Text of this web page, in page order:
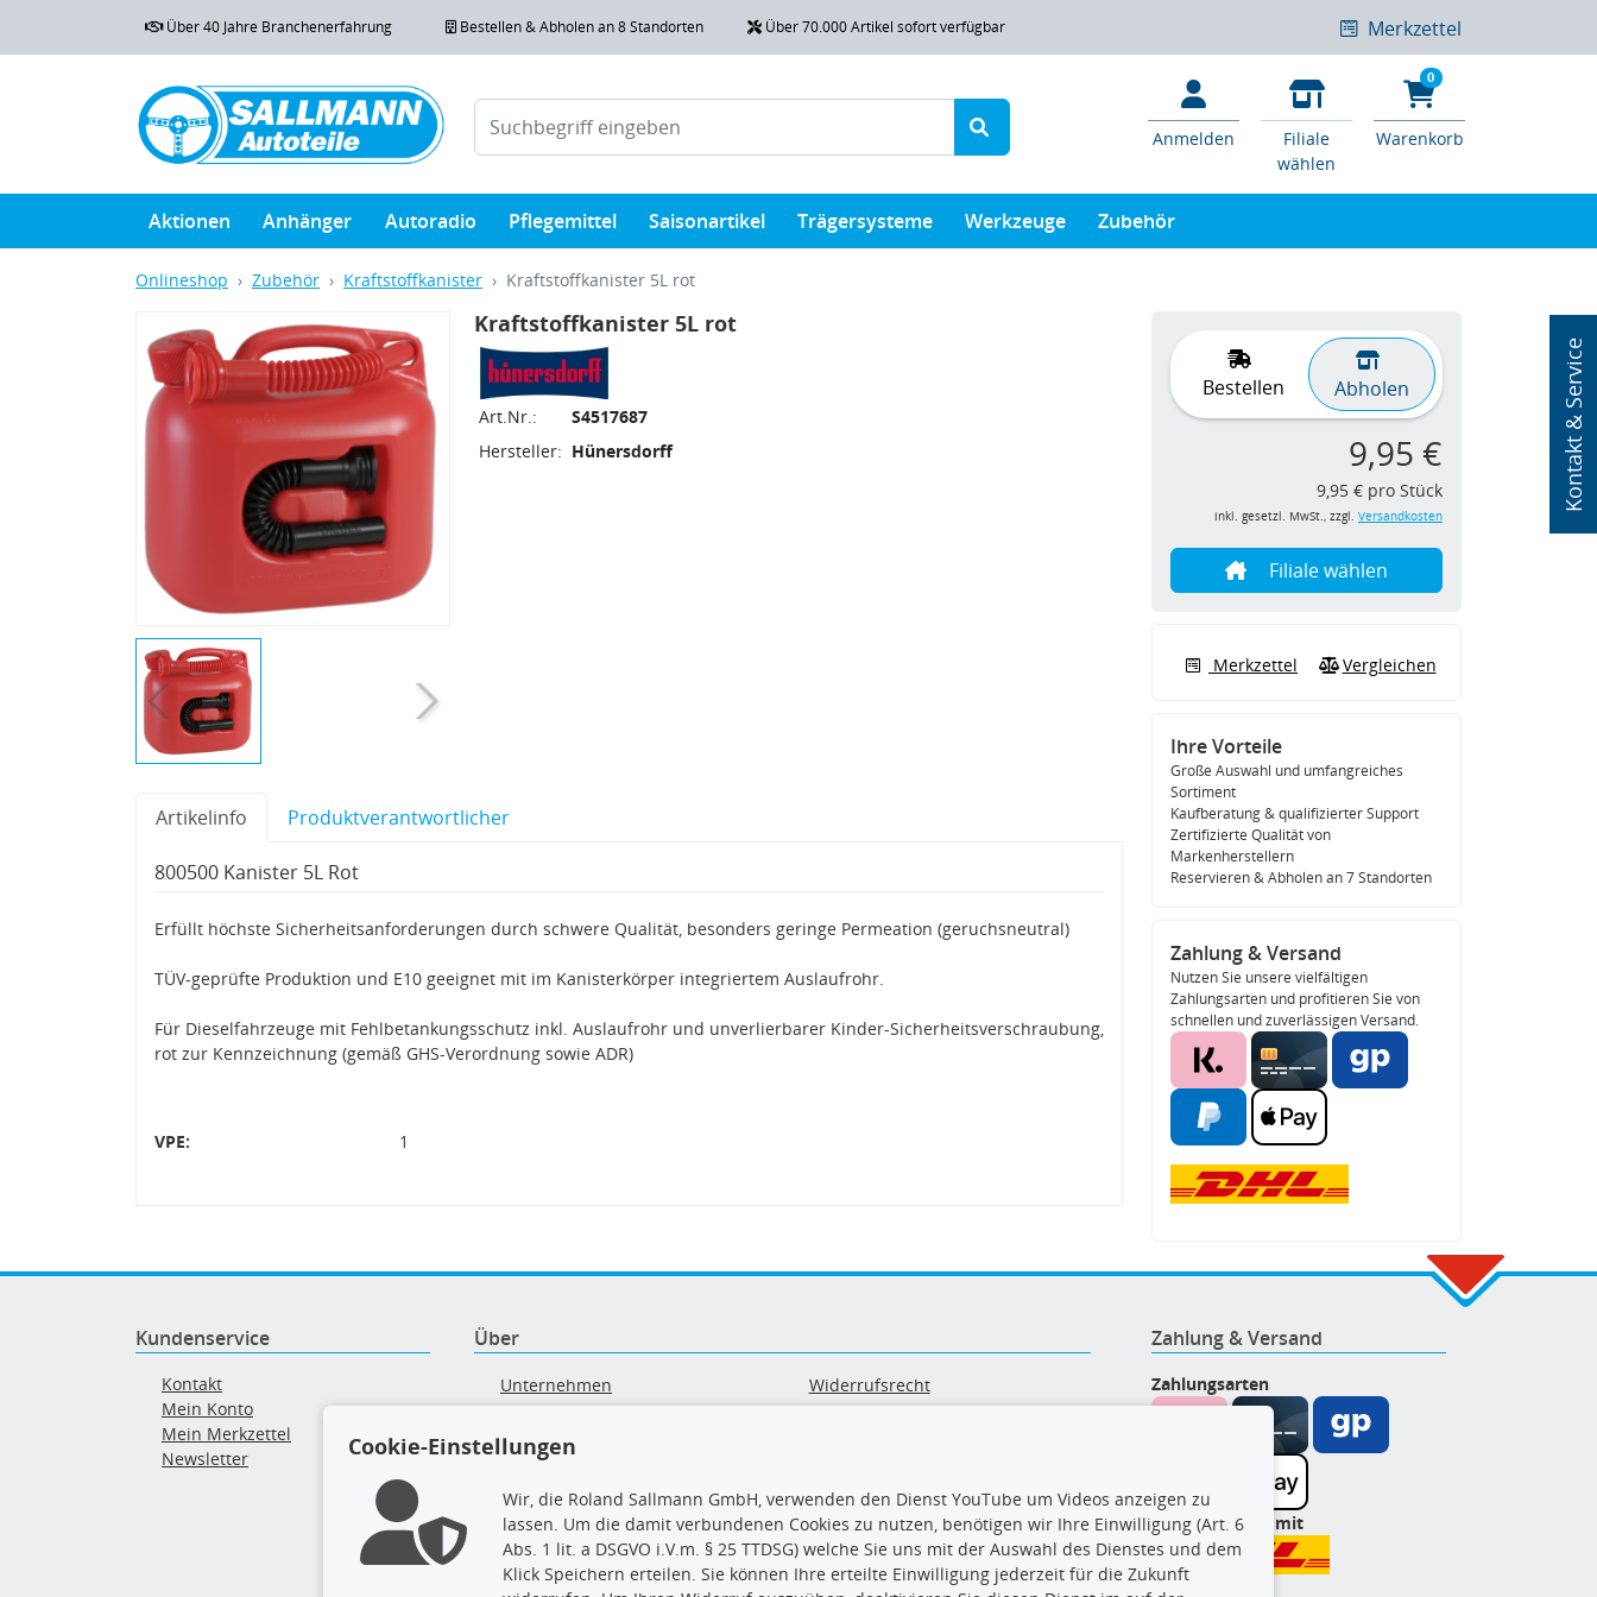
Kontakt & Service
Über 40 Jahre Branchenerfahrung Bestellen & Abholen an 8 Standorten Über 70.000 Artikel sofort verfügbar Merkzettel
Anmelden
Filiale
wählen
0
Warenkorb
Aktionen Anhänger Autoradio Pflegemittel Saisonartikel Trägersysteme Werkzeuge Zubehör
Onlineshop Zubehör Kraftstoffkanister Kraftstoffkanister 5L rot
Kraftstoffkanister 5L rot
Art.Nr.:
S4517687
Hersteller: Hünersdorff
Artikelinfo Produktverantwortlicher
800500 Kanister 5L Rot
Erfüllt höchste Sicherheitsanforderungen durch schwere Qualität, besonders geringe Permeation (geruchsneutral)
TÜV-geprüfte Produktion und E10 geeignet mit im Kanisterkörper integriertem Auslaufrohr.
Für Dieselfahrzeuge mit Fehlbetankungsschutz inkl. Auslaufrohr und unverlierbarer Kinder-Sicherheitsverschraubung,
rot zur Kennzeichnung (gemäß GHS-Verordnung sowie ADR)
VPE: 1
Bestellen Abholen
9,95 €
9,95 € pro Stück
inkl. gesetzl. MwSt., zzgl. Versandkosten
Filiale wählen
Merkzettel Vergleichen
Ihre Vorteile
Große Auswahl und umfangreiches
Sortiment
Kaufberatung & qualifizierter Support
Zertifizierte Qualität von
Markenherstellern
Reservieren & Abholen an 7 Standorten
Zahlung & Versand
Nutzen Sie unsere vielfältigen
Zahlungsarten und profitieren Sie von
schnellen und zuverlässigen Versand.
Kundenservice
Kontakt
Mein Konto
Mein Merkzettel
Newsletter
Über
Unternehmen
AGB
Versand & Zahlung
Altgeräte-/ Batterieentsorgung
Widerrufsrecht
Widerrufsformular
Barrierefreiheitserklärung
Zahlung & Versand
Zahlungsarten
Wir versenden mit
Cookie-Einstellungen
Wir, die Roland Sallmann GmbH, verwenden den Dienst YouTube um Videos anzeigen zu
lassen. Um die damit verbundenen Cookies zu nutzen, benötigen wir Ihre Einwilligung (Art. 6
Abs. 1 lit. a DSGVO i.V.m. § 25 TTDSG) welche Sie uns mit der Auswahl des Dienstes und dem
Klick Speichern erteilen. Sie können Ihre erteilte Einwilligung jederzeit für die Zukunft